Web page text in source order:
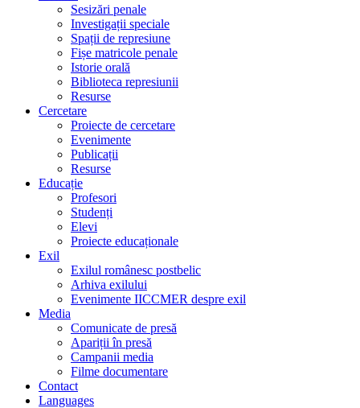
Sesizări penale
Investigații speciale
Spații de represiune
Fișe matricole penale
Istorie orală
Biblioteca represiunii
Resurse
Cercetare
Proiecte de cercetare
Evenimente
Publicații
Resurse
Educație
Profesori
Studenți
Elevi
Proiecte educaționale
Exil
Exilul românesc postbelic
Arhiva exilului
Evenimente IICCMER despre exil
Media
Comunicate de presă
Apariții în presă
Campanii media
Filme documentare
Contact
Languages